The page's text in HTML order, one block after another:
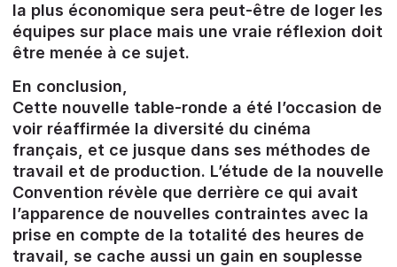
la plus économique sera peut-être de loger les
équipes sur place mais une vraie réflexion doit
être menée à ce sujet.
En conclusion,
Cette nouvelle table-ronde a été l’occasion de
voir réaffirmée la diversité du cinéma
français, et ce jusque dans ses méthodes de
travail et de production. L’étude de la nouvelle
Convention révèle que derrière ce qui avait
l’apparence de nouvelles contraintes avec la
prise en compte de la totalité des heures de
travail, se cache aussi un gain en souplesse